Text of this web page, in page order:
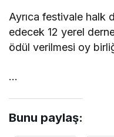
Ayrıca festivale halk
edecek 12 yerel
ödül verilmesi oy
…
Bunu paylaş: